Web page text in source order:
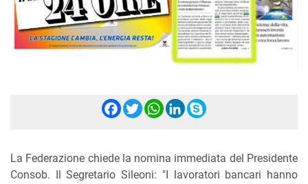
Facebook
Twitter
WhatsApp
LinkedIn
Skype
La Federazione chiede la nomina immediata del Presidente
Consob. Il Segretario Sileoni: "I lavoratori bancari hanno